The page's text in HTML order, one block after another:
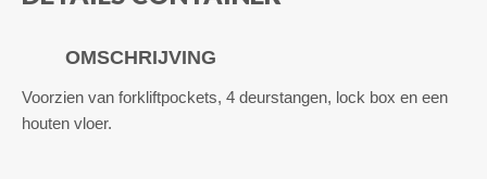
OMSCHRIJVING
Voorzien van forkliftpockets, 4 deurstangen, lock box en een
houten vloer.